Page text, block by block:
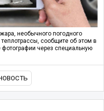
необычного погодного
сообщите об этом в
через специальную